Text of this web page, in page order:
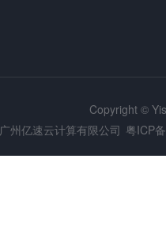
Copyright ©
广州亿速云计算有限公司 粤ICP